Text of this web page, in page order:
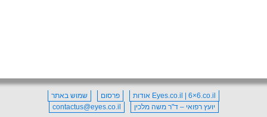
Eyes.co.il | 6×6.co.il אודות פרסום
שמוש באתר
יועץ רפואי – ד"ר משה מלכין
contactus@eyes.co.il